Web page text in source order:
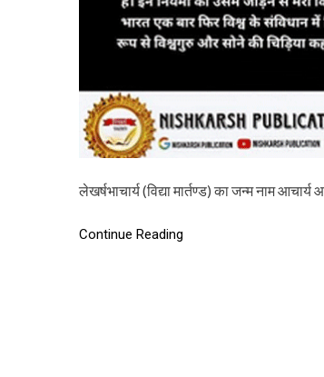
लेखर्षभाचार्य (विद्या मार्तण्ड) का जन्म नाम
Continue Reading